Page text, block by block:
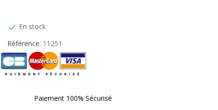
 En stock
Référence: 11251
Paiement 100% Sécurisé